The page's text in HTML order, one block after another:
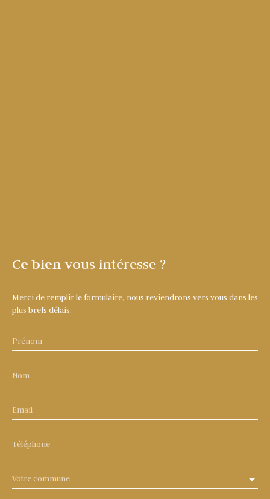
Ce bien vous intéresse ?
Merci de remplir le formulaire, nous reviendrons vers vous dans les
plus brefs délais.
Prénom
Nom
Email
Téléphone
Votre commune